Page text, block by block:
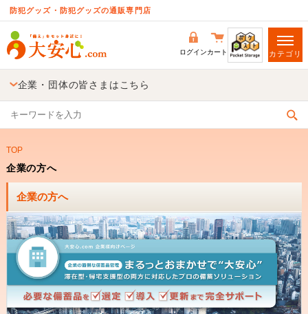
防犯グッズ・防犯グッズの通販専門店
ログインカート カテゴリ
企業・団体の皆さまはこちら
TOP
企業の方へ
企業の方へ